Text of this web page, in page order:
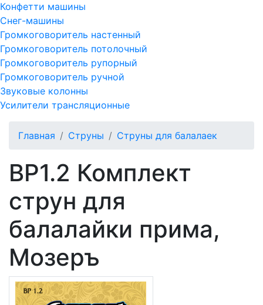
Конфетти машины
Снег-машины
Громкоговоритель настенный
Громкоговоритель потолочный
Громкоговоритель рупорный
Громкоговоритель ручной
Звуковые колонны
Усилители трансляционные
Главная Струны Струны для балалаек
BP1.2 Комплект
струн для
балалайки прима,
Мозеръ